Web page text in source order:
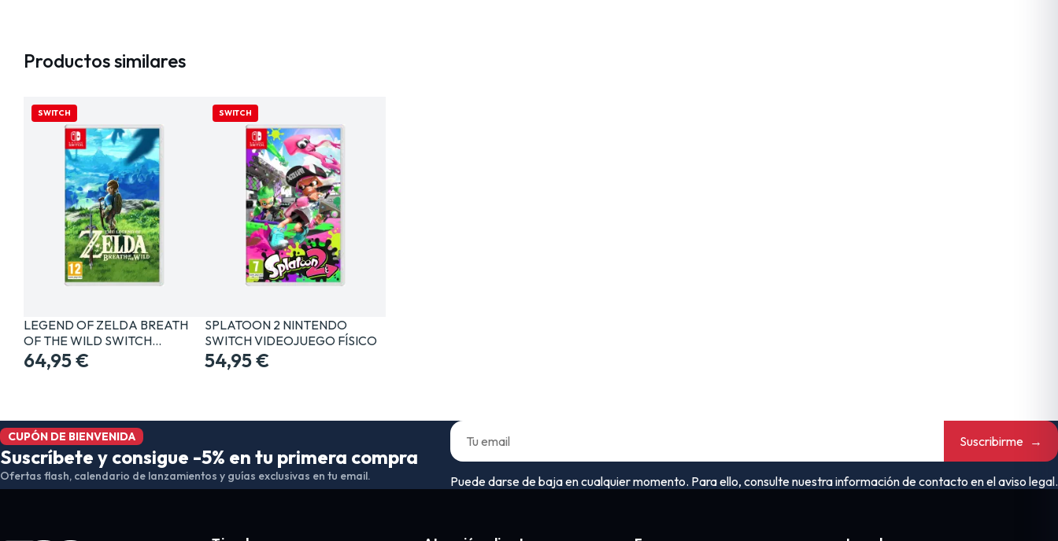
Productos similares
SWITCH
LEGEND OF ZELDA BREATH
OF THE WILD SWITCH…
64,95 €
SWITCH
SPLATOON 2 NINTENDO
SWITCH VIDEOJUEGO FÍSICO
54,95 €
CUPÓN DE BIENVENIDA
Suscríbete y consigue -5% en tu primera compra
Ofertas flash, calendario de lanzamientos y guías exclusivas en tu email.
Suscribirme →
Puede darse de baja en cualquier momento. Para ello, consulte nuestra información de contacto en el aviso legal.